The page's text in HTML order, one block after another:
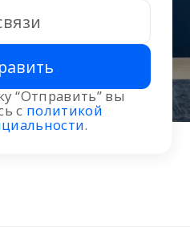
“Отправить” вы
с политикой
.